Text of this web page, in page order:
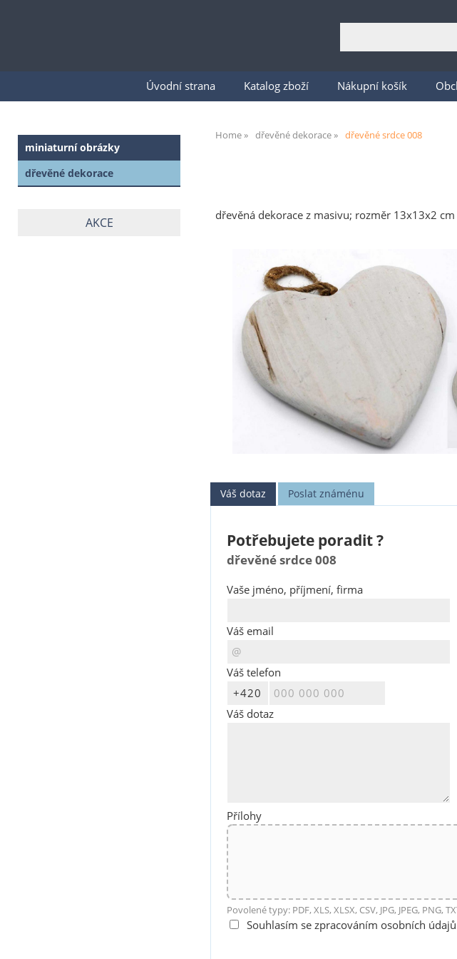
Úvodní strana Katalog zboží Nákupní košík
Home dřevěné dekorace dřevěné srdce 008
dřevěná dekorace z masivu; rozměr 13x13x2
Váš dotaz Poslat známénu
Potřebujete poradit ?
dřevěné srdce 008
Vaše jméno, příjmení, firma
Váš email
Váš telefon
Váš dotaz
Přílohy
Povolené typy: PDF, XLS, XLSX, CSV, JPG, JPEG,
Souhlasím se zpracováním osobních
miniaturní obrázky
dřevěné dekorace
AKCE